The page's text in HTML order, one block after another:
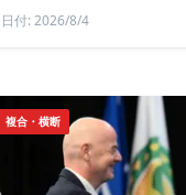
日付: 2026/8/4
複合・横断